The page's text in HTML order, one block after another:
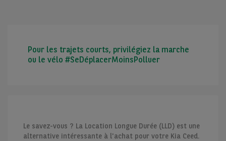
Pour les trajets courts, privilégiez la marche
ou le vélo #SeDéplacerMoinsPolluer
Le savez-vous ? La Location Longue Durée (LLD) est une
alternative intéressante à l'achat pour votre Kia Ceed.